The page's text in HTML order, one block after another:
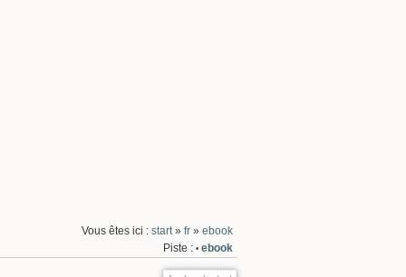
Vous êtes ici : start» fr» ebook
Piste : • ebook